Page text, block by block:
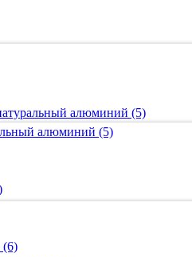
алюминий (5)
алюминий (5)
(6)